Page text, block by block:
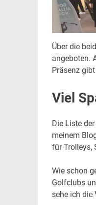
Über die
angeboten.
Präsenz
Viel
Die Liste
meinem
für Trolleys,
Wie schon
Golfclubs
sehe ich die